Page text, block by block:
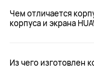
Чем отличается
корпуса и экрана
Из чего изготовлен